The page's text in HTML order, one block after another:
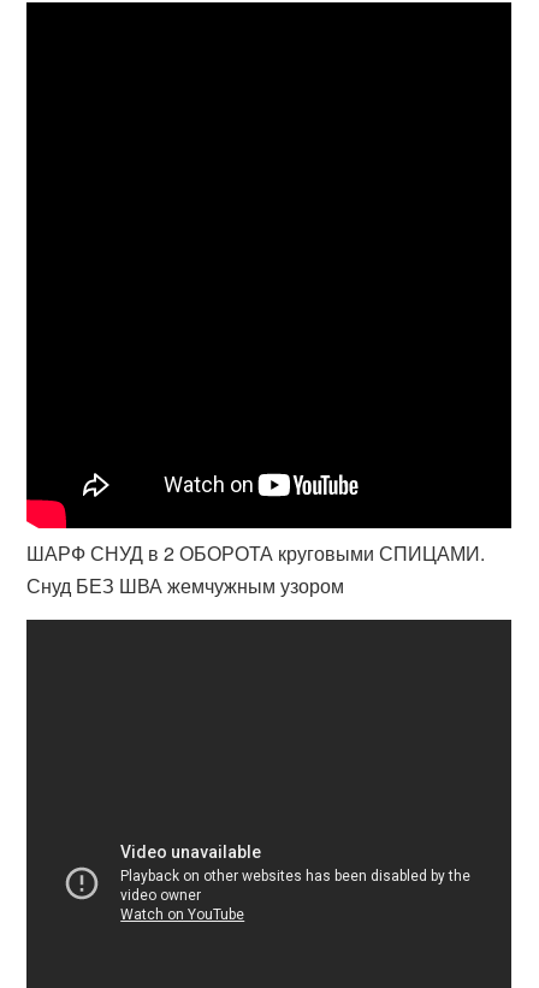
ШАРФ СНУД в 2 ОБОРОТА круговыми СПИЦАМИ.
Снуд БЕЗ ШВА жемчужным узором